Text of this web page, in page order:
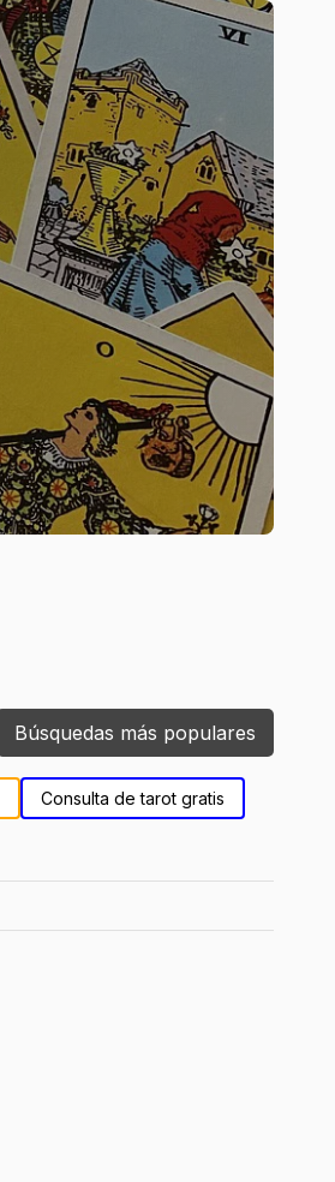
Búsquedas más populares
Consulta de tarot gratis